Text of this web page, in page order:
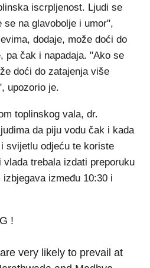
iscrpljenost. Ljudi se
se na glavobolje i umor",
dodaje, može doći do
pa čak i napadaja. "Ako se
doći do zatajenja više
upozorio je.
toplinskog vala, dr.
da piju vodu čak i kada
svijetlu odjeću te koriste
trebala izdati preporuku
između 10:30 i
!
very likely to prevail at